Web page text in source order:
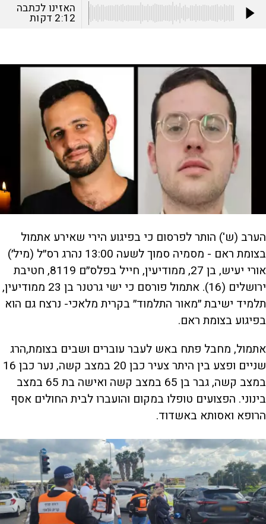
האזינו לכתבה
2:12 דקות
הערב (ש') הותר לפרסום כי בפיגוע הירי שאירע אתמול
בצומת ראם - מסמיה סמוך לשעה 13:00 נהרג רס״ל (מיל׳)
אורי יעיש, בן 27, ממודיעין, חייל בפלס״ם 8119, חטיבת
ירושלים (16). אתמול פורסם כי ישי גרטנר בן 23 ממודיעין,
תלמיד ישיבת ״מאור התלמוד״ בקרית מלאכי- נרצח גם הוא
בפיגוע בצומת ראם.
אתמול, מחבל פתח באש לעבר עוברים ושבים בצומת,הרג
שניים ופצע בין היתר צעיר כבן 20 במצב קשה, נער כבן 16
במצב קשה, גבר בן 65 במצב קשה ואישה בת 65 במצב
בינוני. הפצועים טופלו במקום והועברו לבית החולים אסף
הרופא ואסותא באשדוד.